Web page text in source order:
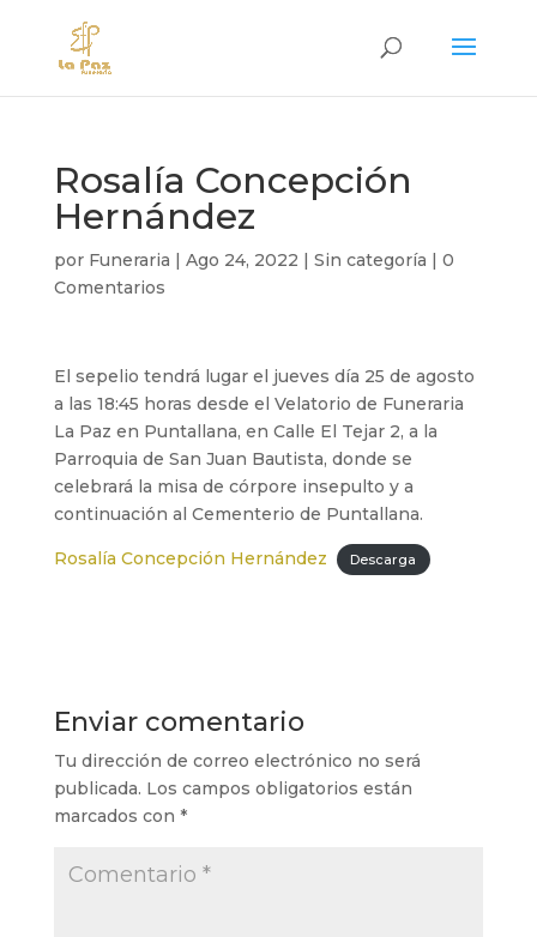
Rosalía Concepción
Hernández
por Funeraria | Ago 24, 2022 | Sin categoría | 0
Comentarios
El sepelio tendrá lugar el jueves día 25 de agosto
a las 18:45 horas desde el Velatorio de Funeraria
La Paz en Puntallana, en Calle El Tejar 2, a la
Parroquia de San Juan Bautista, donde se
celebrará la misa de córpore insepulto y a
continuación al Cementerio de Puntallana.
Rosalía Concepción Hernández Descarga
Enviar comentario
Tu dirección de correo electrónico no será
publicada. Los campos obligatorios están
marcados con *